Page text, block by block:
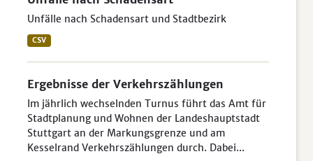
Unfälle nach Schadensart und Stadtbezirk
CSV
Ergebnisse der Verkehrszählungen
Im jährlich wechselnden Turnus führt das Amt für
Stadtplanung und Wohnen der Landeshauptstadt
Stuttgart an der Markungsgrenze und am
Kesselrand Verkehrszählungen durch. Dabei...